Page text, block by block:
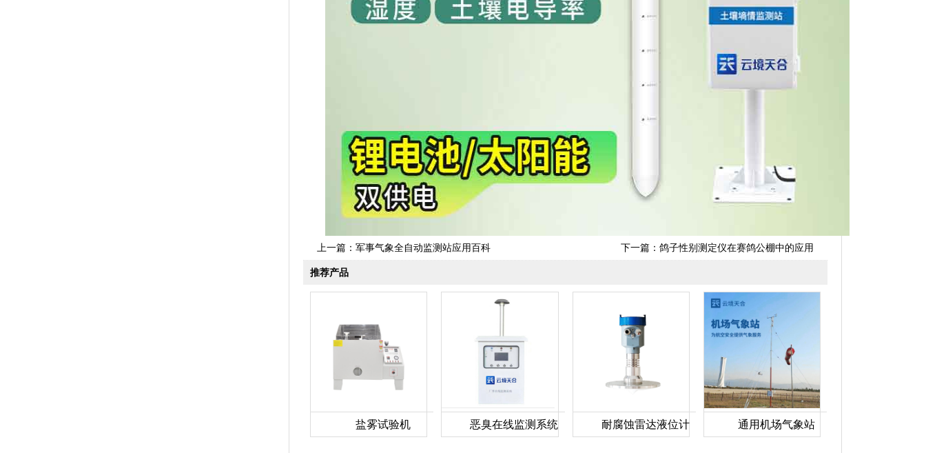
上一篇： 军事气象全自动监测站应用百科 下一篇： 鸽子性别测定仪在赛鸽公棚中的应用
推荐产品
盐雾试验机 恶臭在线监测系统 耐腐蚀雷达液位计 通用机场气象站